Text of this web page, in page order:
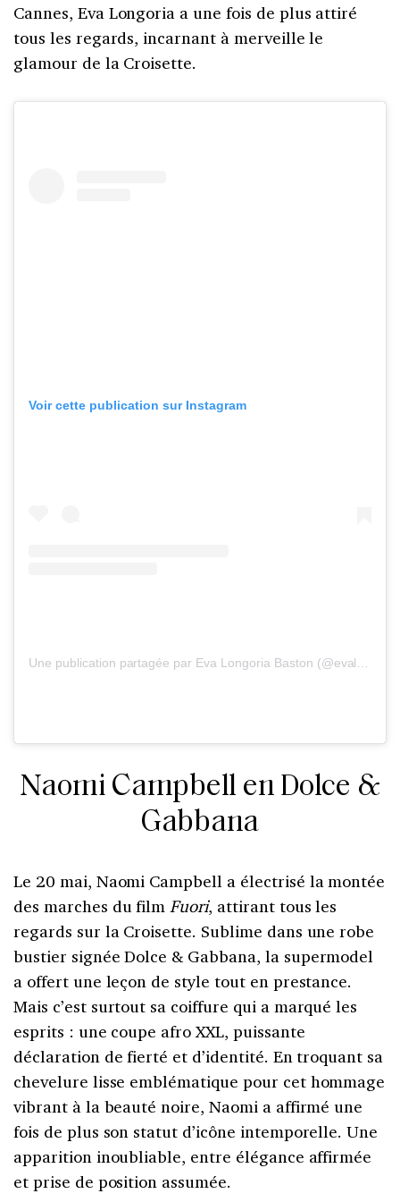
Cannes, Eva Longoria a une fois de plus attiré
tous les regards, incarnant à merveille le
glamour de la Croisette.
Voir cette publication sur Instagram
Une publication partagée par Eva Longoria Baston (@evalongoria)
Naomi Campbell en Dolce &
Gabbana
Le 20 mai, Naomi Campbell a électrisé la montée
des marches du filmFuori, attirant tous les
regards sur la Croisette. Sublime dans une robe
bustier signée Dolce & Gabbana, la supermodel
a offert une leçon de style tout en prestance.
Mais c’est surtout sa coiffure qui a marqué les
esprits : une coupe afro XXL, puissante
déclaration de fierté et d’identité. En troquant sa
chevelure lisse emblématique pour cet hommage
vibrant à la beauté noire, Naomi a affirmé une
fois de plus son statut d’icône intemporelle. Une
apparition inoubliable, entre élégance affirmée
et prise de position assumée.